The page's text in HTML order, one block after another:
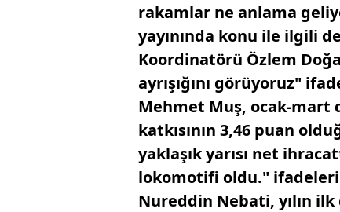
rakamlar ne anlama
yayınında konu ile ilgili
Koordinatörü Özlem
ayrışığını görüyoruz"
Mehmet Muş, ocak-mart
katkısının 3,46 puan
yaklaşık yarısı net
lokomotifi oldu."
Nureddin Nebati, yılın